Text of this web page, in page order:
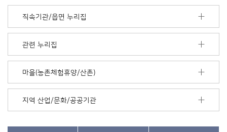
더
기
직속기관/읍면 누리집
관련 누리집
마을(농촌체험휴양/산촌)
지역 산업/문화/공공기관